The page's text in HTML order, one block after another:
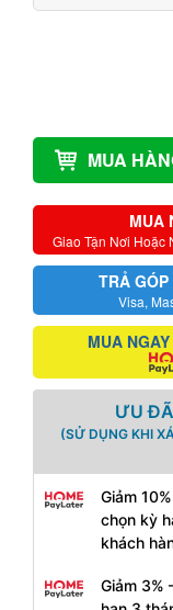
MUA
MUA
Giao Tận Nơi Hoặc
TRẢ
Visa,
MUA
ƯU
(SỬ DỤNG KHI
Giảm
chọn kỳ
khách
Giảm 3%